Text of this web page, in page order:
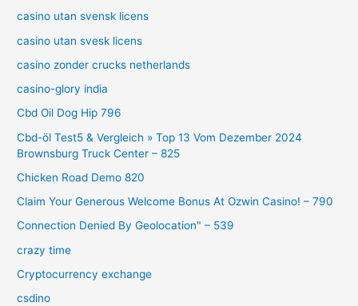
casino utan svensk licens
casino utan svesk licens
casino zonder crucks netherlands
casino-glory india
Cbd Oil Dog Hip 796
Cbd-öl Test5 & Vergleich » Top 13 Vom Dezember 2024
Brownsburg Truck Center – 825
Chicken Road Demo 820
Claim Your Generous Welcome Bonus At Ozwin Casino! – 790
Connection Denied By Geolocation" – 539
crazy time
Cryptocurrency exchange
csdino